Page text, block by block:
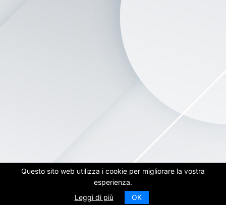
Questo sito web utilizza i cookie per migliorare la vostra
esperienza.
Leggi di più
OK
Powered by Incifra Srl Informativa Privacy